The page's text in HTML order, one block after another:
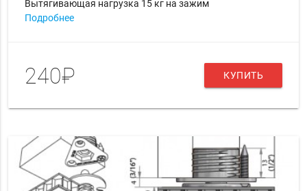
Вытягивающая нагрузка 15 кг на зажим
Подробнее
240₽ КУПИТЬ